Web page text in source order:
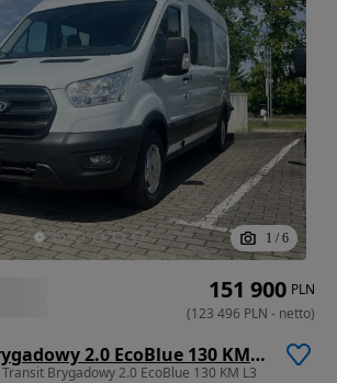
1 / 6
Ford Transit Brygadowy 2.0 EcoBlue 130 KM L3
Brygadowy 2.0 EcoBlue 130 KM L3
151 900 PLN
(123 496 PLN - netto)